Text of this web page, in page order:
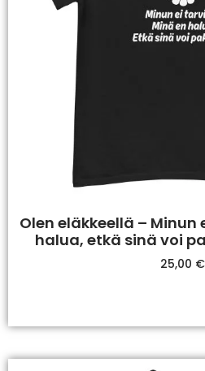
Olen eläkkeellä –
halua, etkä sinä voi
25,00 €